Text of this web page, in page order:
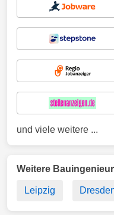
und viele weitere ...
Weitere
Leipzig